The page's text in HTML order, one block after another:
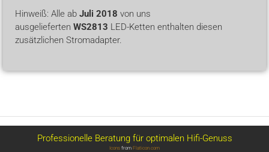
Hinweiß: Alle ab Juli 2018 von uns
ausgelieferten WS2813 LED-Ketten enthalten diesen
zusätzlichen Stromadapter.
Professionelle Beratung für optimalen Hifi-Genuss
Icons from Flaticon.com